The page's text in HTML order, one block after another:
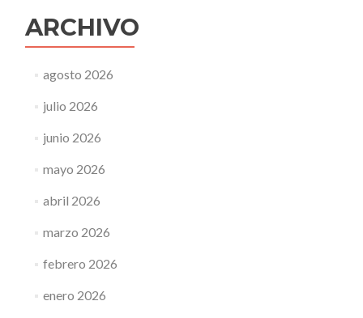
ARCHIVO
agosto 2026
julio 2026
junio 2026
mayo 2026
abril 2026
marzo 2026
febrero 2026
enero 2026